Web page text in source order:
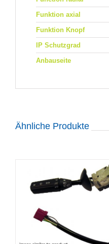
Funktion axial
Funktion Knopf
IP Schutzgrad
Anbauseite
Ähnliche Produkte